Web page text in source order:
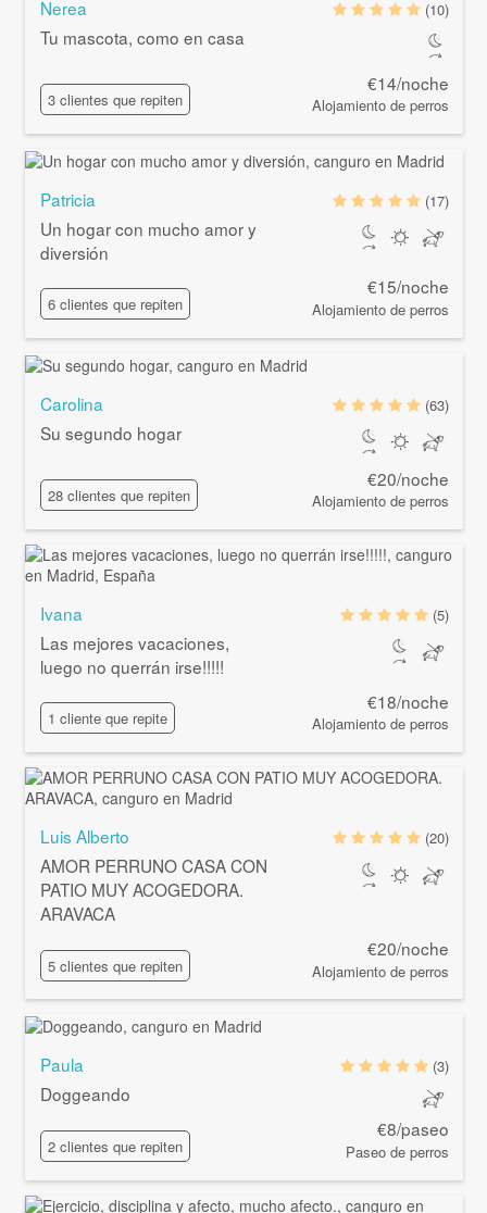
Nerea
Tu mascota, como en casa
3 clientes que repiten
(10)
€14/noche
Alojamiento de perros
Patricia
Un hogar con mucho amor y
diversión
6 clientes que repiten
(17)
€15/noche
Alojamiento de perros
Carolina
Su segundo hogar
28 clientes que repiten
(63)
€20/noche
Alojamiento de perros
Ivana
Las mejores vacaciones,
luego no querrán irse!!!!!
1 cliente que repite
(5)
€18/noche
Alojamiento de perros
Luis Alberto
AMOR PERRUNO CASA CON
PATIO MUY ACOGEDORA.
ARAVACA
5 clientes que repiten
(20)
€20/noche
Alojamiento de perros
Paula
Doggeando
2 clientes que repiten
(3)
€8/paseo
Paseo de perros